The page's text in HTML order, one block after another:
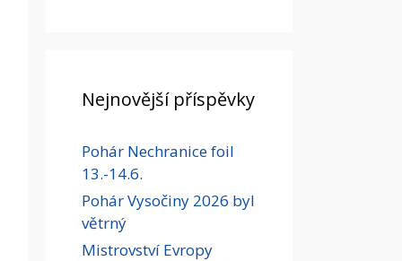
Nejnovější příspěvky
Pohár Nechranice foil
13.-14.6.
Pohár Vysočiny 2026 byl
větrný
Mistrovství Evropy